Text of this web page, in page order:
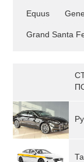
Equus
Grand Santa